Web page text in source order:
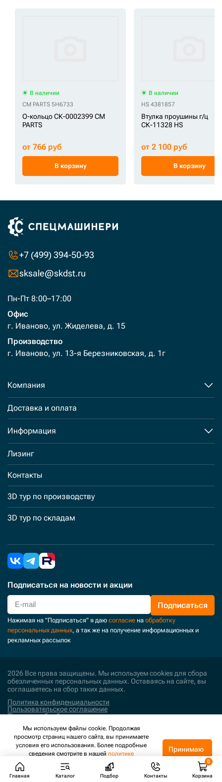
В наличии
CM PARTS 5H6733
О-кольцо СК-0002399 CM
PARTS
от 766 руб
В корзину
В наличии
HS 4381857
Втулка проушины г/ц
СК-11328 HS
от 2 100 руб
В корзину
+7 (499) 394-50-93
sksale@skdst.ru
Пн-Пт 8:00–17:00
Офис
г. Иваново, ул. Жиделева, д. 15
Производство
г. Иваново, ул. 13-я Березниковская, д. 1г
Компания
Доставка и оплата
Информация
Лизинг
Контакты
3D тур по производству
3D тур по складам
Подписаться на новости и акции
Подписаться
Нажимая на "Подписаться" я даю согласие на обработку
персональных данных, а так же на получение информационных и
рекламных рассылок
2026 Все права защищены. Мы используем cookies для сбора
обезличенных персональных данных. Оставаясь на сайте, вы
соглашаетесь на сбор таких данных.
Политика конфиденциальности
Пользовательское соглашение
Политика обработки персональных данных
Поддержка и развитие
Главная Каталог Подбор Контакты Корзина
Мы используем файлы cookie. Продолжая
просмотр страниц нашего сайта, вы принимаете
условия его использования. Более подробные
сведения смотрите в нашей политике
конфиденциальности.
Принимаю